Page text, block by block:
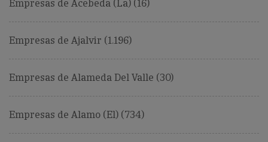
Empresas de Acebeda (La) (16)
Empresas de Ajalvir (1.196)
Empresas de Alameda Del Valle (30)
Empresas de Alamo (El) (734)